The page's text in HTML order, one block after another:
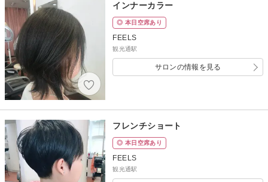
インナーカラー
◎ 本日空席あり
FEELS
観光通駅
サロンの情報を見る
フレンチショート
◎ 本日空席あり
FEELS
観光通駅